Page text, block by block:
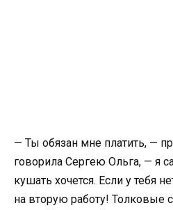
— Ты обязан мне платить, —
говорила Сергею Ольга, — я
кушать хочется. Если у тебя
на вторую работу! Толковые